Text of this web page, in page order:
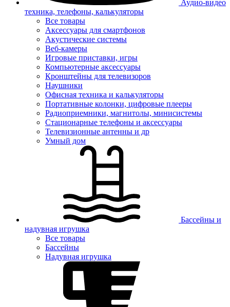
Аудио-видео
техника, телефоны, калькуляторы
Все товары
Аксессуары для смартфонов
Акустические системы
Веб-камеры
Игровые приставки, игры
Компьютерные аксессуары
Кронштейны для телевизоров
Наушники
Офисная техника и калькуляторы
Портативные колонки, цифровые плееры
Радиоприемники, магнитолы, минисистемы
Стационарные телефоны и аксессуары
Телевизионные антенны и др
Умный дом
Бассейны и
надувная игрушка
Все товары
Бассейны
Надувная игрушка